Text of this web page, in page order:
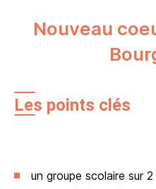
Nouveau
Les points clés
un groupe scolaire sur